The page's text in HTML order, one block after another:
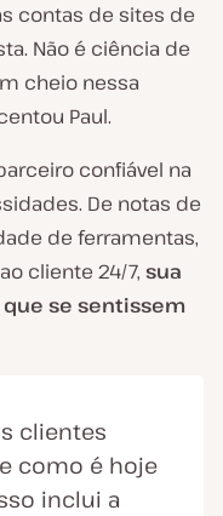
contas de sites de
Não é ciência de
cheio nessa
Paul.
confiável na
De notas de
de ferramentas,
cliente 24/7, sua
se sentissem
clientes
como é hoje
inclui a